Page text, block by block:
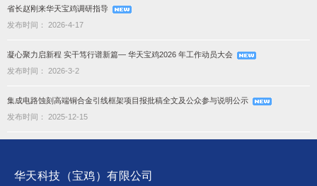
省长赵刚来华天宝鸡调研指导
发布时间： 2026-4-17
凝心聚力启新程 实干笃行谱新篇— 华天宝鸡2026 年工作动员大会
发布时间： 2026-3-2
集成电路蚀刻高端铜合金引线框架项目报批稿全文及公众参与说明公示
发布时间： 2025-12-15
华天科技（宝鸡）有限公司